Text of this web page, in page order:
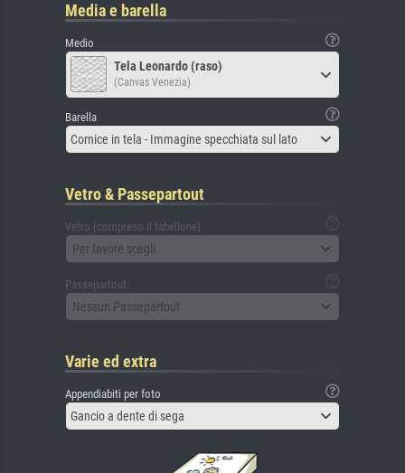
Media e barella
Medio
Tela Leonardo (raso)
(Canvas Venezia)
Barella
Cornice in tela - Immagine specchiata sul lato
Vetro & Passepartout
Vetro (compreso il tabellone)
Per favore scegli
Passepartout
Nessun Passepartout
Varie ed extra
Appendiabiti per foto
Gancio a dente di sega